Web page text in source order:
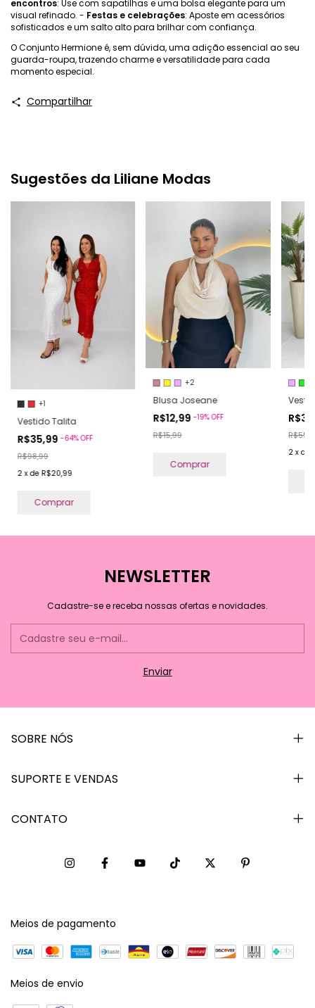
encontros: Use com sapatilhas e uma bolsa elegante para um
visual refinado. - Festas e celebrações: Aposte em acessórios
sofisticados e um salto alto para brilhar com confiança.
O Conjunto Hermione é, sem dúvida, uma adição essencial ao seu
guarda-roupa, trazendo charme e versatilidade para cada
momento especial.
Compartilhar
Sugestões da Liliane Modas
+1
Vestido Talita
R$35,99-64%OFF
R$98,99
2 xde R$20,99
Comprar
+2
Blusa Joseane
R$12,99-19%OFF
R$15,99
Comprar
2 x de
NEWSLETTER
Cadastre-se e receba nossas ofertas e novidades.
SOBRE NÓS
SUPORTE E VENDAS
CONTATO
Meios de pagamento
Meios de envio